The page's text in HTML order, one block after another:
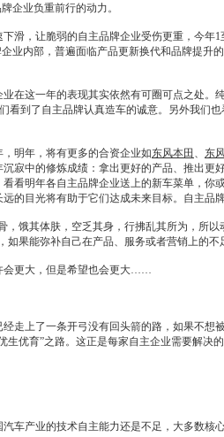
企业负重前行的动力。
，让脆弱的自主品牌企业受伤更重，今年1
业内部，普遍面临产品更新换代和品牌提升
这一年的表现其实依然有可圈可点之处。
看到了自主品牌认真造车的诚意。另外我们
明年，将有更多的合资企业如东风本田 、 东
寂中的修炼成绩：拿出更好的产品、推出
看明年各自主品牌企业送上的新车菜单，你
的目光将有助于它们达成未来目标。自主品
其体肤，空乏其身，行拂乱其所为，所以
如果能弥补自己在产品、服务或者营销上的不
更大，但是希望也会更大……
上了一条开弓没有回头箭的路，如果不想
优育”之路。这正是每家自主企业需要解决
产业的技术自主能力还是不足，大多数核